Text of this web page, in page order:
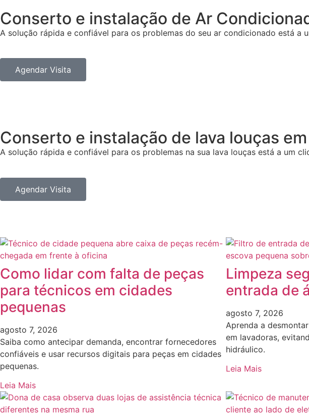
Conserto e instalação de Ar
A solução rápida e confiável para os problemas do seu ar condicionado está a
Agendar Visita
Conserto e instalação de lava louças
A solução rápida e confiável para os problemas na sua lava louças está a um
Agendar Visita
Como lidar com falta de peças
para técnicos em cidades
pequenas
agosto 7, 2026
Saiba como antecipar demanda, encontrar fornecedores
confiáveis e usar recursos digitais para peças em cidades
pequenas.
Leia Mais
Limpeza
entrada de
agosto 7, 2026
Aprenda a
em lavadoras,
hidráulico.
Leia Mais